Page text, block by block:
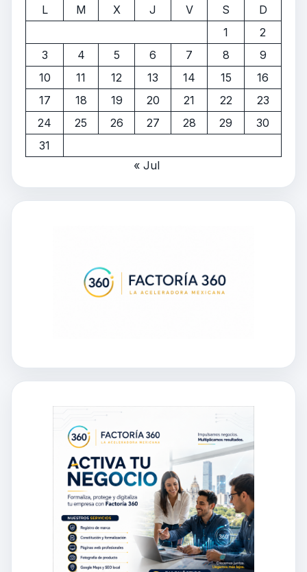
L
M X J V S
D
1
2
3
4 5 6 7 8
9
10
11 12 13 14 15
16
17
18 19 20 21 22
23
24
25 26 27 28 29
30
31
« Jul